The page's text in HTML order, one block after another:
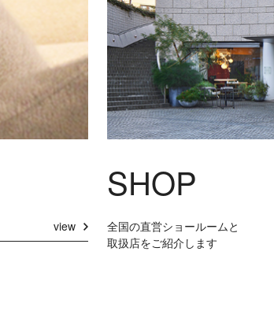
view
SHOP
全国の直営ショールームと
取扱店をご紹介します